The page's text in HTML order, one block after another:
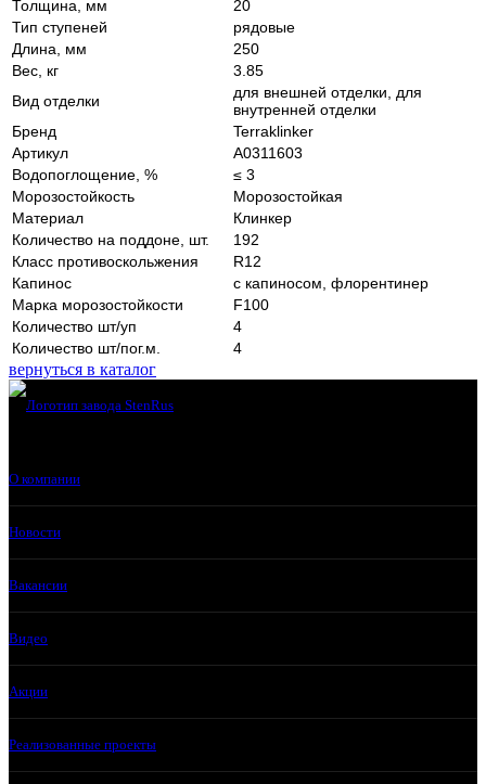
Толщина, мм
20
Тип ступеней
рядовые
Длина, мм
250
Вес, кг
3.85
Вид отделки
для внешней отделки, для
внутренней отделки
Бренд
Terraklinker
Артикул
A0311603
Водопоглощение, %
≤ 3
Морозостойкость
Морозостойкая
Материал
Клинкер
Количество на поддоне, шт.
192
Класс противоскольжения
R12
Капинос
с капиносом, флорентинер
Марка морозостойкости
F100
Количество шт/уп
4
Количество шт/пог.м.
4
вернуться в каталог
О компании
Новости
Вакансии
Видео
Акции
Реализованные проекты